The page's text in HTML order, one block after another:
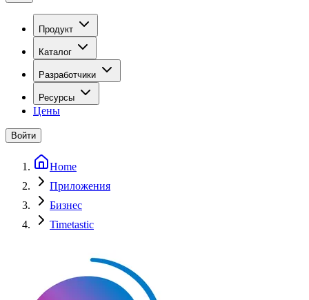
Продукт
Каталог
Разработчики
Ресурсы
Цены
Войти
Home
Приложения
Бизнес
Timetastic